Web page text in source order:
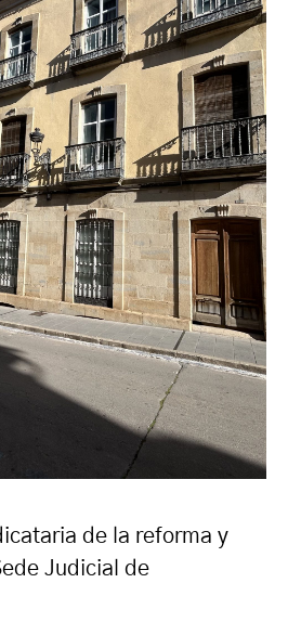
de la reforma y
Judicial de